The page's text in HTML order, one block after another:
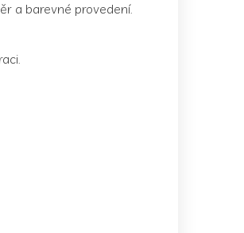
a barevné provedení.